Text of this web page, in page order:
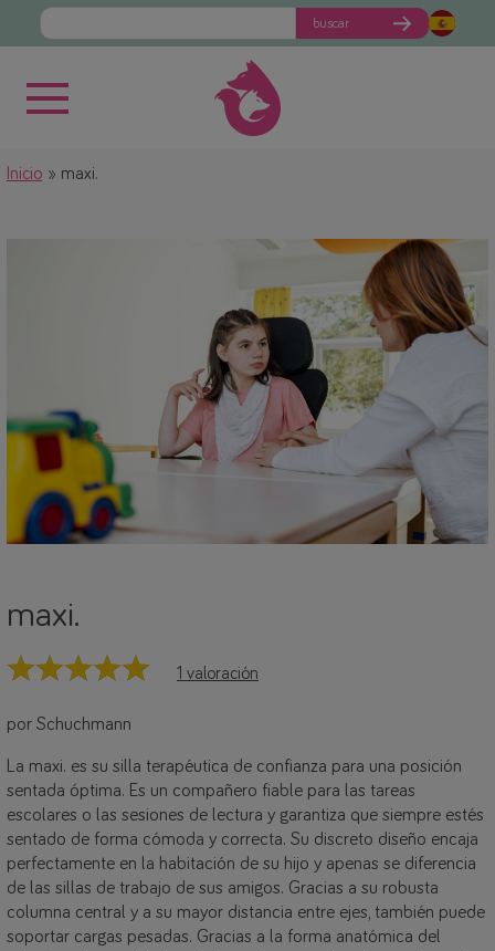
buscar
Inicio maxi.
maxi.
1 valoración
por Schuchmann
La maxi. es su silla terapéutica de confianza para una posición
sentada óptima. Es un compañero fiable para las tareas
escolares o las sesiones de lectura y garantiza que siempre estés
sentado de forma cómoda y correcta. Su discreto diseño encaja
perfectamente en la habitación de su hijo y apenas se diferencia
de las sillas de trabajo de sus amigos. Gracias a su robusta
columna central y a su mayor distancia entre ejes, también puede
soportar cargas pesadas. Gracias a la forma anatómica del